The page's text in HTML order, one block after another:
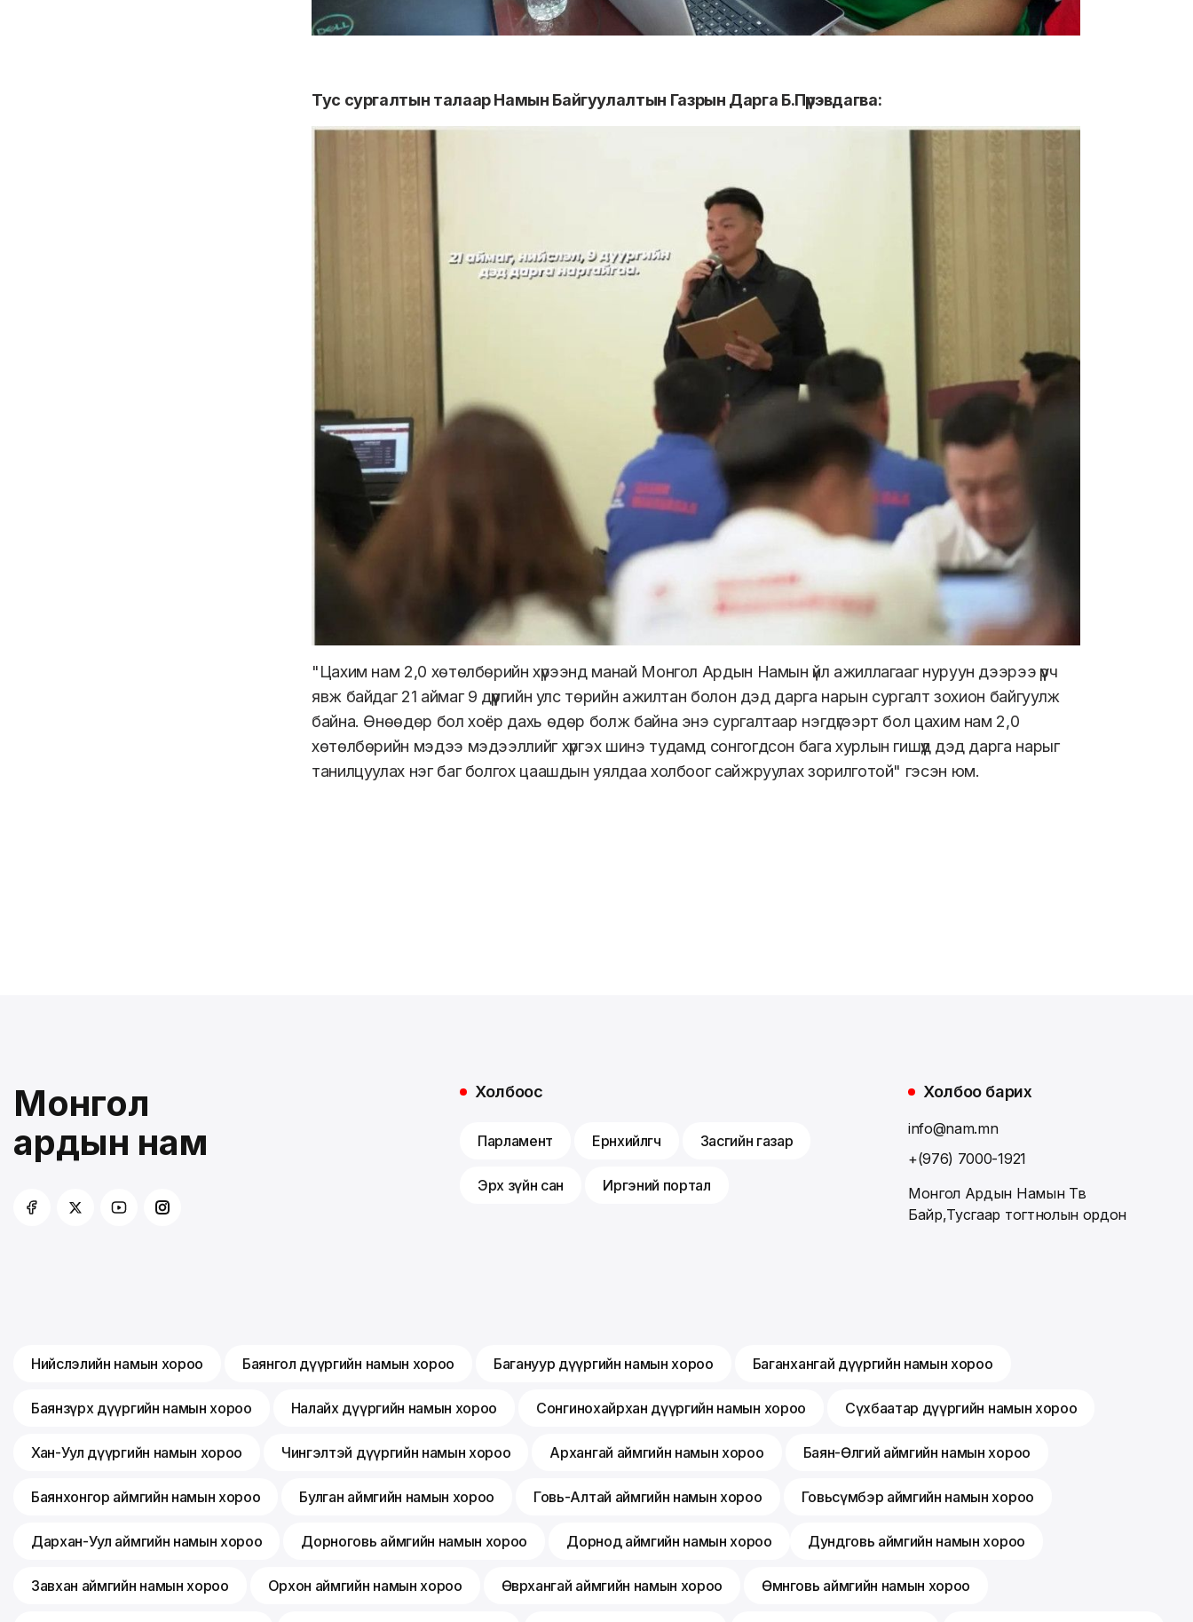
Тус сургалтын талаар Намын Байгуулалтын Газрын Дарга Б.Пүрэвдагва:
"Цахим нам 2,0 хөтөлбөрийн хүрээнд манай Монгол Ардын Намын үйл ажиллагааг нуруун дээрээ үүрч
явж байдаг 21 аймаг 9 дүүргийн улс төрийн ажилтан болон дэд дарга нарын сургалт зохион байгуулж
байна. Өнөөдөр бол хоёр дахь өдөр болж байна энэ сургалтаар нэгдүгээрт бол цахим нам 2,0
хөтөлбөрийн мэдээ мэдээллийг хүргэх шинэ тудамд сонгогдсон бага хурлын гишүүд дэд дарга нарыг
танилцуулах нэг баг болгох цаашдын уялдаа холбоог сайжруулах зорилготой" гэсэн юм.
Монгол
ардын нам
Холбоос
Парламент Ерөнхийлөгч Засгийн газар
Эрх зүйн сан Иргэний портал
Холбоо барих
info@nam.mn
+(976) 7000-1921
Монгол Ардын Намын Төв
Байр,Тусгаар тогтнолын ордон
Нийслэлийн намын хороо Баянгол дүүргийн намын хороо Багануур дүүргийн намын хороо Баганхангай дүүргийн намын хороо
Баянзүрх дүүргийн намын хороо Налайх дүүргийн намын хороо Сонгинохайрхан дүүргийн намын хороо Сүхбаатар дүүргийн намын хороо
Хан-Уул дүүргийн намын хороо Чингэлтэй дүүргийн намын хороо Архангай аймгийн намын хороо Баян-Өлгий аймгийн намын хороо
Баянхонгор аймгийн намын хороо Булган аймгийн намын хороо Говь-Алтай аймгийн намын хороо Говьсүмбэр аймгийн намын хороо
Дархан-Уул аймгийн намын хороо Дорноговь аймгийн намын хороо Дорнод аймгийн намын хороо Дундговь аймгийн намын хороо
Завхан аймгийн намын хороо Орхон аймгийн намын хороо Өвөрхангай аймгийн намын хороо Өмнөговь аймгийн намын хороо